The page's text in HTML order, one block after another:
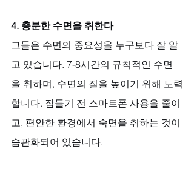
4. 충분한 수면을 취한다
그들은 수면의 중요성을 누구보다 잘 알
고 있습니다. 7-8시간의 규칙적인 수면
을 취하며, 수면의 질을 높이기 위해 노력
합니다. 잠들기 전 스마트폰 사용을 줄이
고, 편안한 환경에서 숙면을 취하는 것이
습관화되어 있습니다.